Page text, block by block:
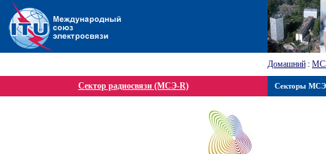
Домашний :
Сектор радиосвязи (МСЭ-R) Секторы МСЭ